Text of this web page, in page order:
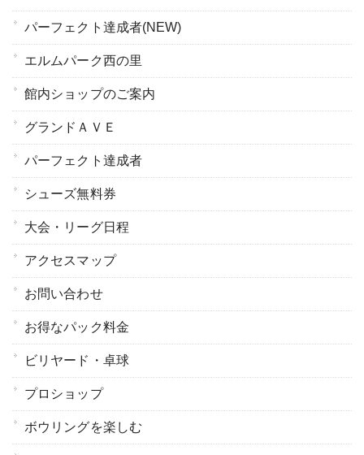
パーフェクト達成者(NEW)
エルムパーク西の里
館内ショップのご案内
グランドＡＶＥ
パーフェクト達成者
シューズ無料券
大会・リーグ日程
アクセスマップ
お問い合わせ
お得なパック料金
ビリヤード・卓球
プロショップ
ボウリングを楽しむ